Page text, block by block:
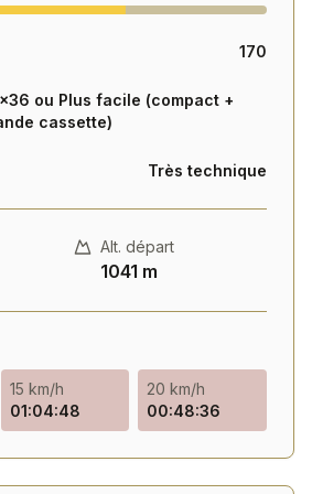
170
ou Plus facile (compact +
cassette)
Très technique
Alt. départ
1041 m
15 km/h
01:04:48
20 km/h
00:48:36